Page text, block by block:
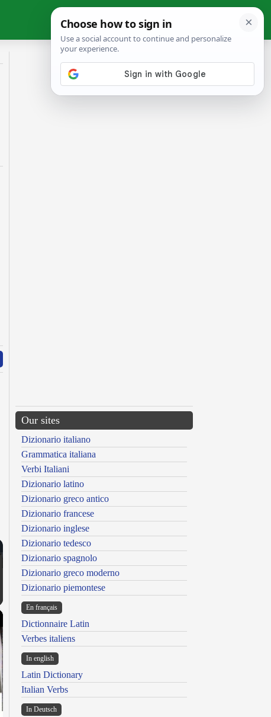
Our sites
Dizionario italiano
Grammatica italiana
Verbi Italiani
Dizionario latino
Dizionario greco antico
Dizionario francese
Dizionario inglese
Dizionario tedesco
Dizionario spagnolo
Dizionario greco moderno
Dizionario piemontese
En français
Dictionnaire Latin
Verbes italiens
In english
Latin Dictionary
Italian Verbs
In Deutsch